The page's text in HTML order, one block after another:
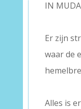
IN
Er zijn
waar de
Alles is